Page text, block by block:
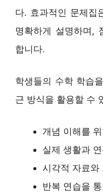
다. 효과적인 문제집
명확하게 설명하며,
합니다.
학생들의 수학 학습
근 방식을 활용할 수
개념 이해를
실제 생활과
시각적 자료와
반복 연습을